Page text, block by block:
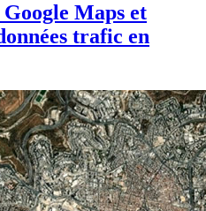
Maps et
trafic en